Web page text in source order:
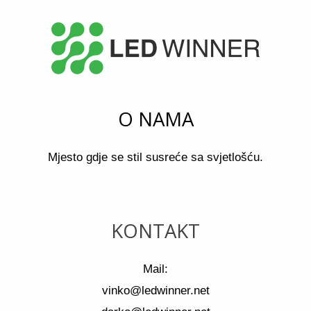
O NAMA
Mjesto gdje se stil susreće sa svjetlošću.
KONTAKT
Mail:
vinko@ledwinner.net